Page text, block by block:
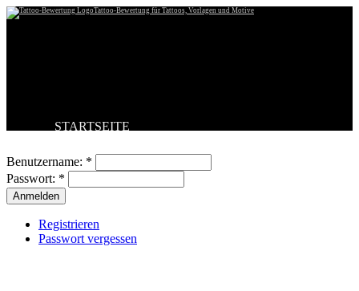
Tattoo-Bewertung für Tattoos, Vorlagen und Motive
STARTSEITE
BESTE TATTOOS
NEUESTE TATTOOS
KOMMENTARE
FORUM
Benutzername: *
Passwort: *
Registrieren
Passwort vergessen